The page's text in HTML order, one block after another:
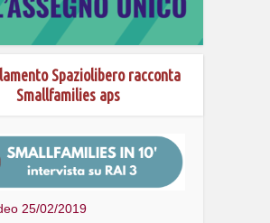
Spaziolibero racconta
Smallfamilies aps
25/02/2019